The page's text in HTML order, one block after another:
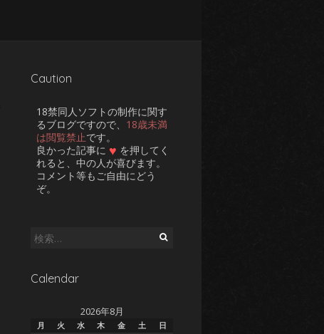
Caution
18禁同人ソフトの制作に関す
るブログですので、 18歳未満
は閲覧禁止です。
良かった記事に ♥ を押してく
れると、中の人が喜びます。
コメント等もご自由にどう
ぞ。
検
Calendar
2026年8月
月 火 水 木 金 土 日